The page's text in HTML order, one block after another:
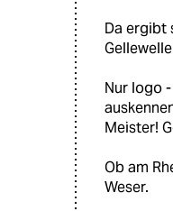
Da ergibt
Nur logo
Meister!
Ob am
Weser.